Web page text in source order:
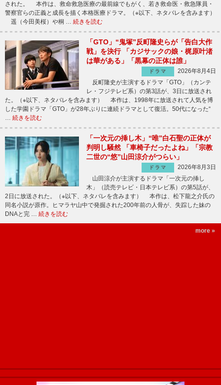
された。 本作は、救命救急医療の最前線でもがく、若き救命医・救急隊員・
警察官らの正義と成長を描く本格医療ドラマ。（※以下、ネタバレを含みます）
遥（今田美桜）や桐 … 続きを読む
「GTO」“鬼塚”反町隆史らが「告白大作
戦」を決行 「カジサックの娘・梶原叶渚
は華がある」「黒幕の正体は誰」
ドラマ
2026年8月4日
反町隆史が主演するドラマ「GTO」（カンテ
レ・フジテレビ系）の第3話が、3日に放送され
た。（※以下、ネタバレを含みます） 本作は、1998年に放送されて人気を博
した学園ドラマ「GTO」が28年ぶりに連続ドラマとして復活。50代になった“
… 続きを読む
「一次元の挿し木」“唯”白石聖の正体が
判明し騒然 「車椅子だったよね」「宗教
二世の“悠”山田涼介がつらい」
ドラマ
2026年8月3日
山田涼介が主演するドラマ「一次元の挿し
木」（読売テレビ・日本テレビ系）の第5話が、
2日に放送された。（※以下、ネタバレを含みます） 本作は、松下龍之介氏の
同名小説が原作。ヒマラヤ山中で発掘された200年前の人骨が、失踪した妹の
DNAと完 … 続きを読む
more »